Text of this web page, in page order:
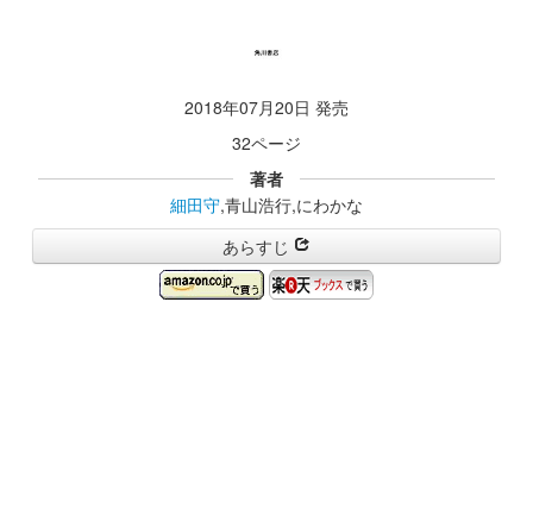
2018年07月20日 発売
32ページ
著者
細田守,青山浩行,にわかな
あらすじ